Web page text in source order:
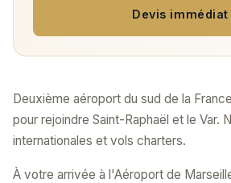
Deuxième aéroport du sud de la
pour rejoindre Saint-Raphaël et le Var.
internationales et vols charters.
À votre arrivée à l'Aéroport de
Devis immédiat